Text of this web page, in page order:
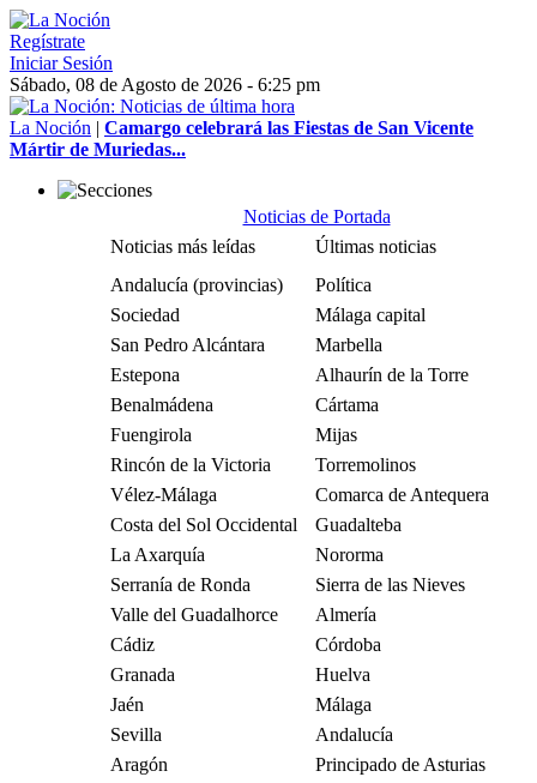
Regístrate
Iniciar Sesión
Sábado, 08 de Agosto de 2026 - 6:25 pm
La Noción | Camargo celebrará las Fiestas de San Vicente
Mártir de Muriedas...
Noticias de Portada
Noticias más leídas
Últimas noticias
Andalucía (provincias)
Política
Sociedad
Málaga capital
San Pedro Alcántara
Marbella
Estepona
Alhaurín de la Torre
Benalmádena
Cártama
Fuengirola
Mijas
Rincón de la Victoria
Torremolinos
Vélez-Málaga
Comarca de Antequera
Costa del Sol Occidental
Guadalteba
La Axarquía
Nororma
Serranía de Ronda
Sierra de las Nieves
Valle del Guadalhorce
Almería
Cádiz
Córdoba
Granada
Huelva
Jaén
Málaga
Sevilla
Andalucía
Aragón
Principado de Asturias